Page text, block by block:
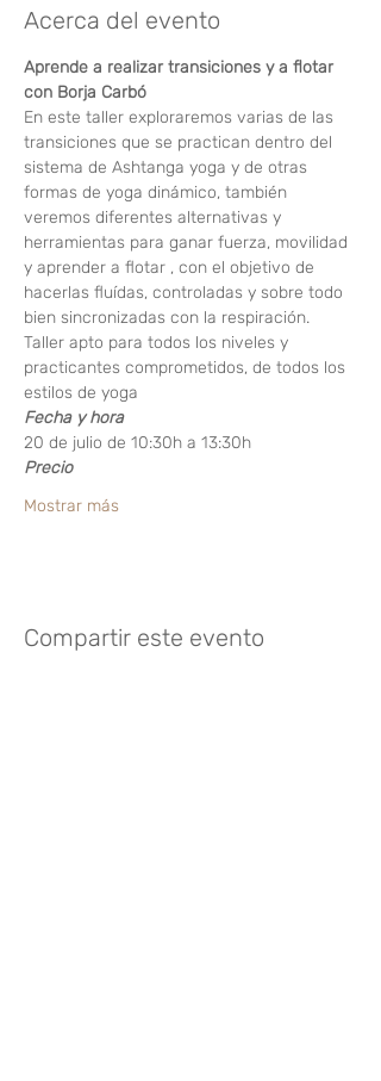
Acerca del evento
Aprende a realizar transiciones y a flotar
con Borja Carbó
En este taller exploraremos varias de las
transiciones que se practican dentro del
sistema de Ashtanga yoga y de otras
formas de yoga dinámico, también
veremos diferentes alternativas y
herramientas para ganar fuerza, movilidad
y aprender a flotar , con el objetivo de
hacerlas fluídas, controladas y sobre todo
bien sincronizadas con la respiración.
Taller apto para todos los niveles y
practicantes comprometidos, de todos los
estilos de yoga
Fecha y hora
20 de julio de 10:30h a 13:30h
Precio
Mostrar más
Compartir este evento